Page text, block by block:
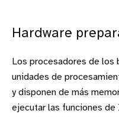
Hardware
Los procesadores de los
unidades de
y disponen de más
ejecutar las funciones de